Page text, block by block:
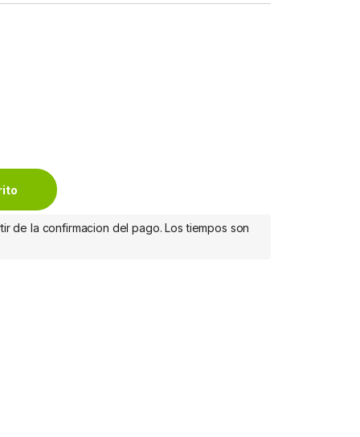
quantity
de la confirmacion del pago. Los tiempos son